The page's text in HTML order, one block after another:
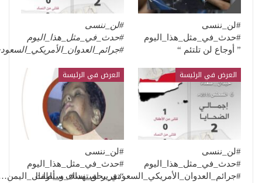
#لن_ننسى
#حدث_في_مثل_هذا_اليوم
” أوجاع لن تلتئم “
#لن_ننسى
#حدث_في_مثل_هذا_اليوم
العرض في الرئيسة
#لن_ننسى
#حدث_في_مثل_هذا_اليوم
العرض في الرئيسة
#لن_ننسى
#حدث_في_مثل_هذا_اليوم
“تقرير استهداف سيارات